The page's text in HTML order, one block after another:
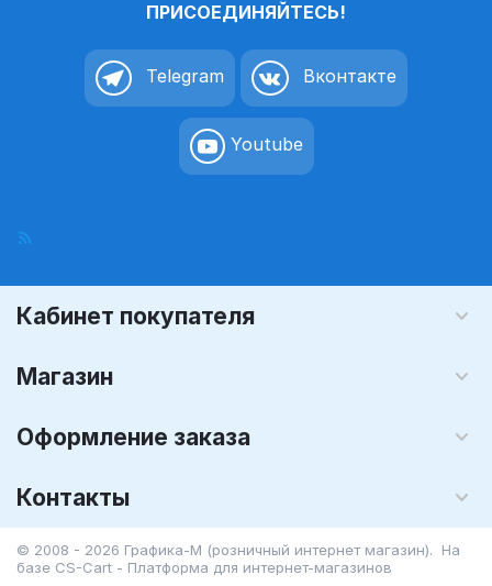
ПРИСОЕДИНЯЙТЕСЬ!
Telegram Вконтакте
Youtube
Кабинет покупателя
Магазин
Оформление заказа
Контакты
© 2008 - 2026 Графика-М (розничный интернет магазин). На
базе CS-Cart - Платформа для интернет-магазинов